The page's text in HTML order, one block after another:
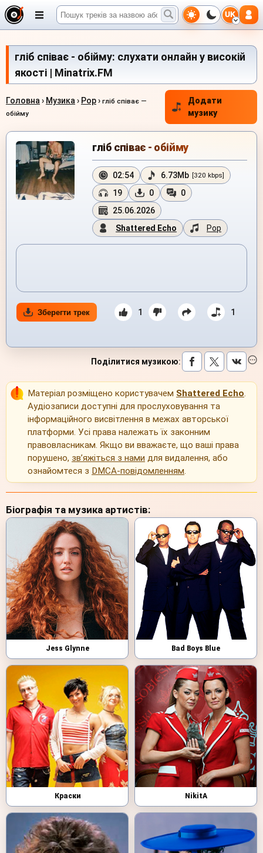
UK
гліб співає - обійму: слухати онлайн у високій
якості | Minatrix.FM
Головна › Музика › Pop› гліб співає —
обійму
Додати
музику
гліб співає - обійму
02:54 6.73Mb [320 kbps]
19 0
0
25.06.2026
Shattered Echo
Pop
Зберегти трек 1 1
Поділитися музикою:
Матеріал розміщено користувачем Shattered Echo.
Аудіозаписи доступні для прослуховування та
інформаційного висвітлення в межах авторської
платформи. Усі права належать їх законним
правовласникам. Якщо ви вважаєте, що ваші права
порушено, зв’яжіться з нами для видалення, або
ознайомтеся з DMCA-повідомленням.
Біографія та музика артистів:
Jess Glynne Bad Boys Blue
Краски NikitA